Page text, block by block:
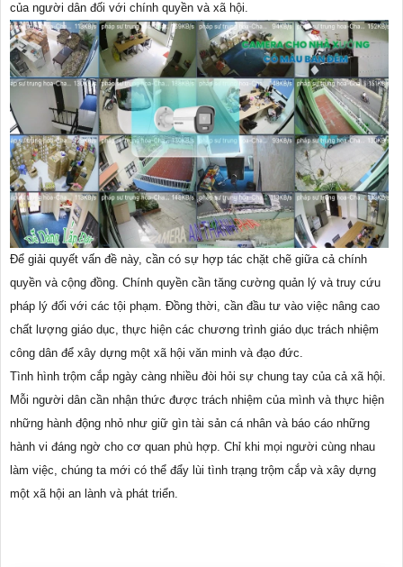
của người dân đối với chính quyền và xã hội.
Để giải quyết vấn đề này, cần có sự hợp tác chặt chẽ giữa cả chính
quyền và cộng đồng. Chính quyền cần tăng cường quản lý và truy cứu
pháp lý đối với các tội phạm. Đồng thời, cần đầu tư vào việc nâng cao
chất lượng giáo dục, thực hiện các chương trình giáo dục trách nhiệm
công dân để xây dựng một xã hội văn minh và đạo đức.
Tình hình trộm cắp ngày càng nhiều đòi hỏi sự chung tay của cả xã hội.
Mỗi người dân cần nhận thức được trách nhiệm của mình và thực hiện
những hành động nhỏ như giữ gìn tài sản cá nhân và báo cáo những
hành vi đáng ngờ cho cơ quan phù hợp. Chỉ khi mọi người cùng nhau
làm việc, chúng ta mới có thể đẩy lùi tình trạng trộm cắp và xây dựng
một xã hội an lành và phát triển.